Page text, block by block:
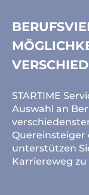
STARTIME
Auswahl an
Quereinsteiger
unterstützen
Karriereweg